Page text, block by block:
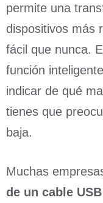
permite una
dispositivos más
fácil que nunca.
función
indicar de qué
tienes que
baja.
Muchas
de un cable